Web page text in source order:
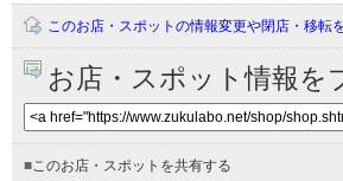
このお店・スポットの情報変更や閉店・移転
お店・スポット情報を
■このお店・スポットを共有する